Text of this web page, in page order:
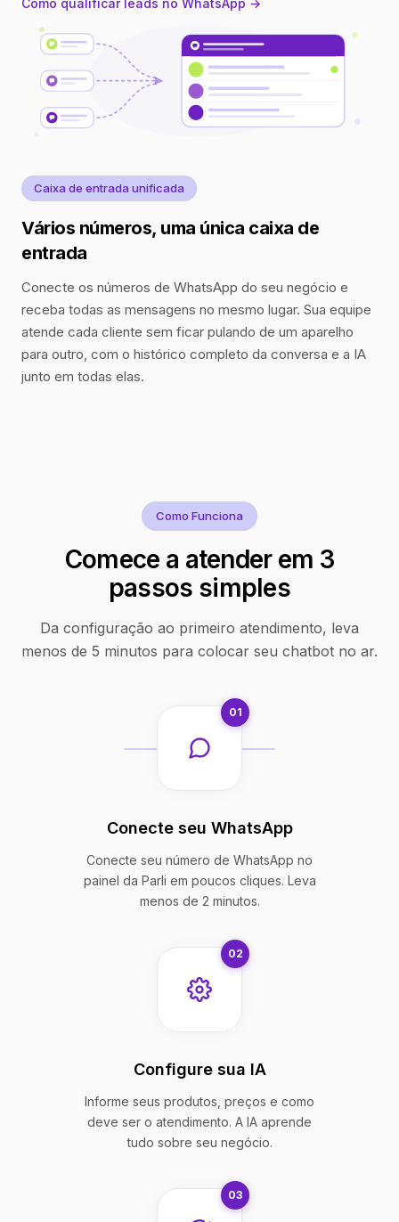
Como qualificar leads no WhatsApp →
Caixa de entrada unificada
Vários números, uma única caixa de
entrada
Conecte os números de WhatsApp do seu negócio e
receba todas as mensagens no mesmo lugar. Sua equipe
atende cada cliente sem ficar pulando de um aparelho
para outro, com o histórico completo da conversa e a IA
junto em todas elas.
Como Funciona
Comece a atender em 3
passos simples
Da configuração ao primeiro atendimento, leva
menos de 5 minutos para colocar seu chatbot no ar.
01
Conecte seu WhatsApp
Conecte seu número de WhatsApp no
painel da Parli em poucos cliques. Leva
menos de 2 minutos.
02
Configure sua IA
Informe seus produtos, preços e como
deve ser o atendimento. A IA aprende
tudo sobre seu negócio.
03